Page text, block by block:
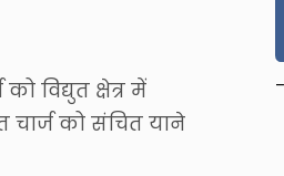
को विद्युत क्षेत्र में
चार्ज को संचित याने